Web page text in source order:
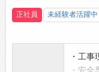
正社員 未経験者活躍中
・工
・安